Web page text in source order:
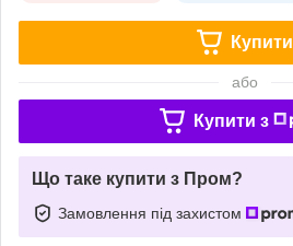
Купити
або
Купити з
Що таке купити з Пром?
Замовлення під захистом